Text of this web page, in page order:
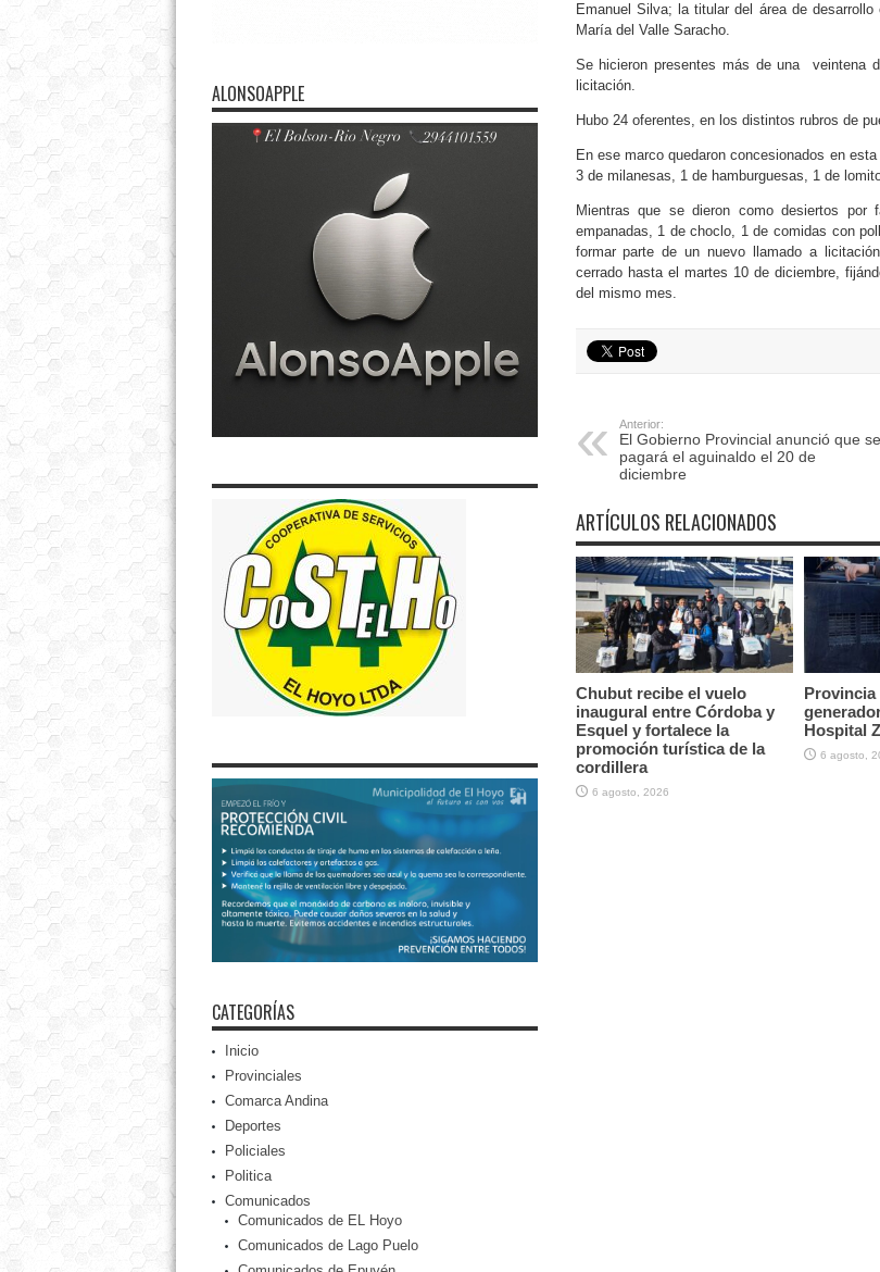
Emanuel Silva; la titular del área de
María del Valle Saracho.
Se hicieron presentes más de una veintena
licitación.
Hubo 24 oferentes, en los distintos rubros de
En ese marco quedaron concesionados en
3 de milanesas, 1 de hamburguesas, 1 de
Mientras que se dieron como desiertos
empanadas, 1 de choclo, 1 de comidas con
formar parte de un nuevo llamado a
cerrado hasta el martes 10 de diciembre,
del mismo mes.
Anterior:
El Gobierno Provincial anunció que se
pagará el aguinaldo el 20 de
diciembre
ARTÍCULOS RELACIONADOS
Chubut recibe el vuelo
inaugural entre Córdoba y
Esquel y fortalece la
promoción turística de la
cordillera
6 agosto, 2026
Hospital
6 agosto,
ALONSOAPPLE
CATEGORÍAS
Inicio
Provinciales
Comarca Andina
Deportes
Policiales
Politica
Comunicados
Comunicados de EL Hoyo
Comunicados de Lago Puelo